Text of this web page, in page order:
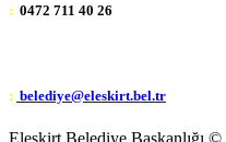
: 0472 711 40 26
: belediye@eleskirt.bel.tr
Eleşkirt Belediye Başkanlığı ©